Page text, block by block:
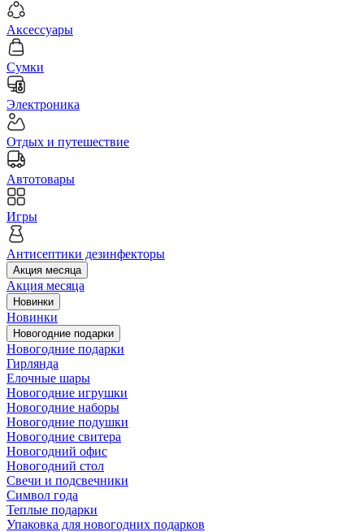
Аксессуары
Сумки
Электроника
Отдых и путешествие
Автотовары
Игры
Антисептики дезинфекторы
Акция месяца
Акция месяца
Новинки
Новинки
Новогодние подарки
Новогодние подарки
Гирлянда
Елочные шары
Новогодние игрушки
Новогодние наборы
Новогодние подушки
Новогодние свитера
Новогодний офис
Новогодний стол
Свечи и подсвечники
Символ года
Теплые подарки
Упаковка для новогодних подарков